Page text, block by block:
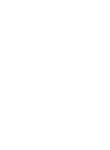
travesso até o